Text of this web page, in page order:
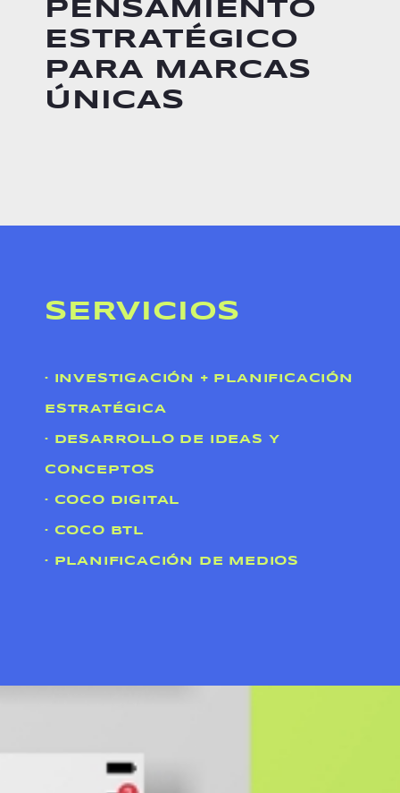
PENSAMIENTO
ESTRATÉGICO
PARA MARCAS
ÚNICAS
SERVICIOS
· INVESTIGACIÓN + PLANIFICACIÓN
ESTRATÉGICA
· DESARROLLO DE IDEAS Y
CONCEPTOS
· COCO DIGITAL
· COCO BTL
· PLANIFICACIÓN DE MEDIOS